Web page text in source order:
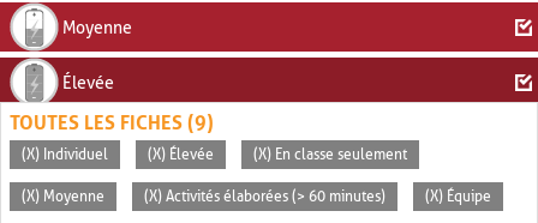
Moyenne
Élevée
TOUTES LES FICHES (9)
(X) Individuel (X) Élevée (X) En classe seulement
(X) Moyenne (X) Activités élaborées (> 60 minutes) (X) Équipe